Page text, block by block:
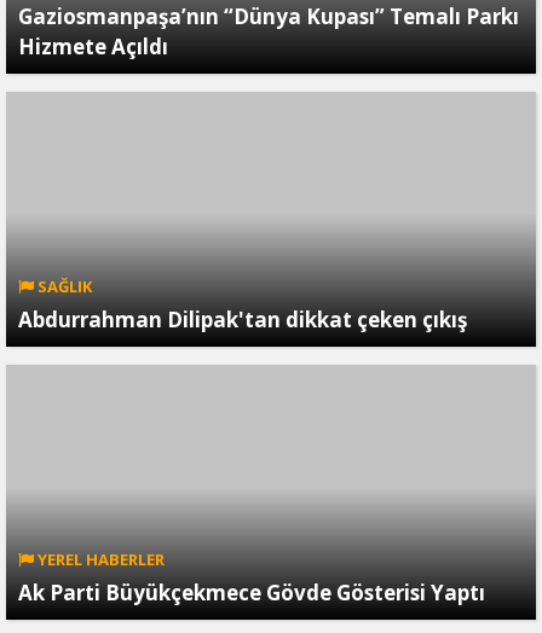
Gaziosmanpaşa’nın “Dünya Kupası” Temalı Parkı
Hizmete Açıldı
SAĞLIK
Abdurrahman Dilipak'tan dikkat çeken çıkış
YEREL HABERLER
Ak Parti Büyükçekmece Gövde Gösterisi Yaptı